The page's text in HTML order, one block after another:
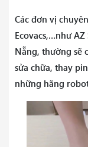
Các đơn vị
Ecovacs,…như
Nẵng, thường sẽ
sửa chữa, thay
những hãng